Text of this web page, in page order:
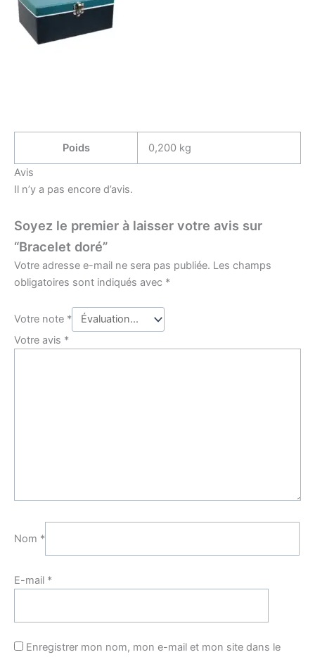
Poids
0,200 kg
Avis
Il n’y a pas encore d’avis.
Soyez le premier à laisser votre avis sur
“Bracelet doré”
Votre adresse e-mail ne sera pas publiée. Les champs
obligatoires sont indiqués avec *
Votre note *
Votre avis *
Nom *
E-mail *
Enregistrer mon nom, mon e-mail et mon site dans le